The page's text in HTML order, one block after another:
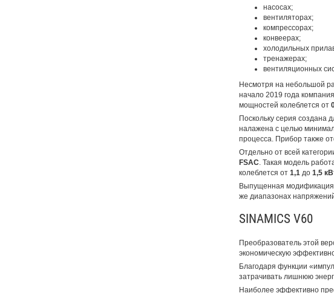
насосах;
вентиляторах;
компрессорах;
конвеерах;
холодильных
тренажерах;
вентиляционных
Несмотря на небольшой
начало 2019 года
мощностей колеблется от
Поскольку серия создана
налажена с целью
процесса. Прибор также
Отдельно от всей
FSAC. Такая модель
колеблется от 1,1 до 1,5
Выпущенная модификация
же диапазонах
SINAMICS V60
Преобразователь этой
экономическую
Благодаря функции
затрачивать лишнюю
Наиболее эффективно